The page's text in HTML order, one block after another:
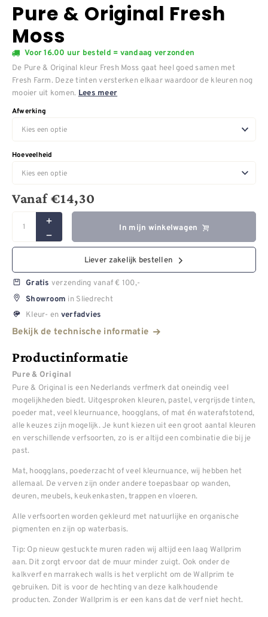
Pure & Original Fresh
Moss
Voor 16.00 uur besteld = vandaag verzonden
De Pure & Original kleur Fresh Moss gaat heel goed samen met
Fresh Farm. Deze tinten versterken elkaar waardoor de kleuren nog
mooier uit komen. Lees meer
Afwerking
Hoeveelheid
Vanaf€14,30
In mijn winkelwagen
Liever zakelijk bestellen
Gratis verzending vanaf € 100,-
Showroom in Sliedrecht
Kleur- en verfadvies
Bekijk de technische informatie
Productinformatie
Pure & Original
Pure & Original is een Nederlands verfmerk dat oneindig veel
mogelijkheden biedt. Uitgesproken kleuren, pastel, vergrijsde tinten,
poeder mat, veel kleurnuance, hoogglans, of mat én waterafstotend,
alle keuzes zijn mogelijk. Je kunt kiezen uit een groot aantal kleuren
en verschillende verfsoorten, zo is er altijd een combinatie die bij je
past.
Mat, hoogglans, poederzacht of veel kleurnuance, wij hebben het
allemaal. De verven zijn onder andere toepasbaar op wanden,
deuren, meubels, keukenkasten, trappen en vloeren.
Alle verfsoorten worden gekleurd met natuurlijke en organische
pigmenten en zijn op waterbasis.
Tip: Op nieuw gestuckte muren raden wij altijd een laag Wallprim
aan. Dit zorgt ervoor dat de muur minder zuigt. Ook onder de
kalkverf en marrakech walls is het verplicht om de Wallprim te
gebruiken. Dit is voor de hechting van deze kalkhoudende
producten. Zonder Wallprim is er een kans dat de verf niet hecht.